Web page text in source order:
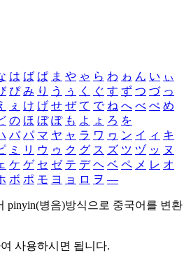
は ば ぱ ま や ゃ ら わ ゎ ん い ぃ
ぴ み り う ぅ く ぐ す ず つ づ っ
ぇ け げ せ ぜ て で ね へ べ ぺ め
の ほ ぼ ぽ も よ ょ ろ を
バ パ マ ヤ ャ ラ ワ ヮ ン イ ィ キ
ミ リ ウ ゥ ク グ ス ズ ツ ヅ ッ ヌ
ケ ゲ セ ゼ テ デ ヘ ベ ペ メ レ オ
ボ ポ モ ヨ ョ ロ ヲ ―
pinyin(병음)방식으로 중국어를 변환
사용하시면 됩니다.